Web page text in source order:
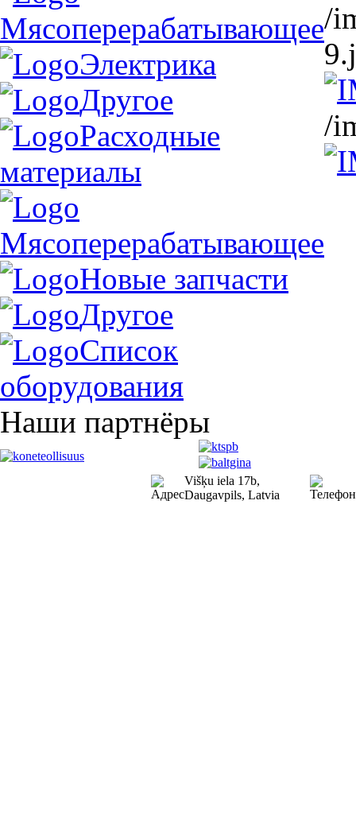
Мясоперерабатывающее
Электрика
Другое
Расходные
материалы
Мясоперерабатывающее
Новые запчасти
Другое
Список
оборудования
Наши партнёры
/
/
Višķu iela 17b,
Daugavpils, Latvia